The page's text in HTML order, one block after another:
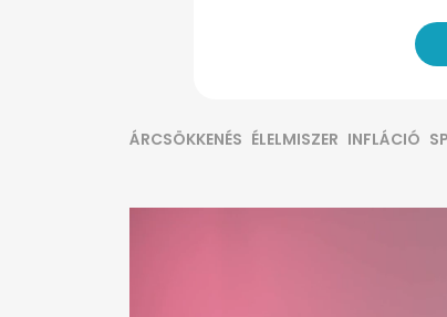
ÁRCSÖKKENÉS ÉLELMISZER INFLÁCIÓ